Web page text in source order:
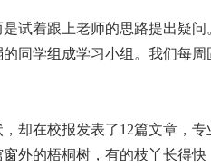
着跟上老师的思路提出疑问
同学组成学习小组。我们每
在校报发表了12篇文章，专
外的梧桐树，有的枝丫长得